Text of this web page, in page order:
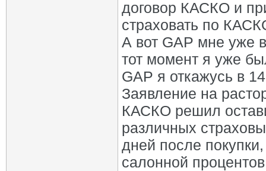
договор КАСКО и
страховать по
А вот GAP мне уже
тот момент я уже
GAP я откажусь в
Заявление на
КАСКО решил
различных
дней после
салонной